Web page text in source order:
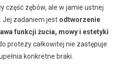
część zębów, ale w jamie ustnej
Jej zadaniem jest odtworzenie
funkcji żucia, mowy i estetyki
protezy całkowitej nie zastępuje
konkretne braki.